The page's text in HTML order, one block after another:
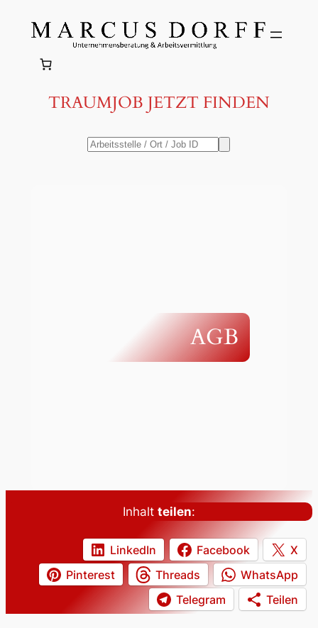
Inhalt
TRAUMJOB JETZT FINDEN
AGB
Inhalt teilen:
LinkedIn Facebook
X
Pinterest
Threads
WhatsApp
Telegram
Teilen